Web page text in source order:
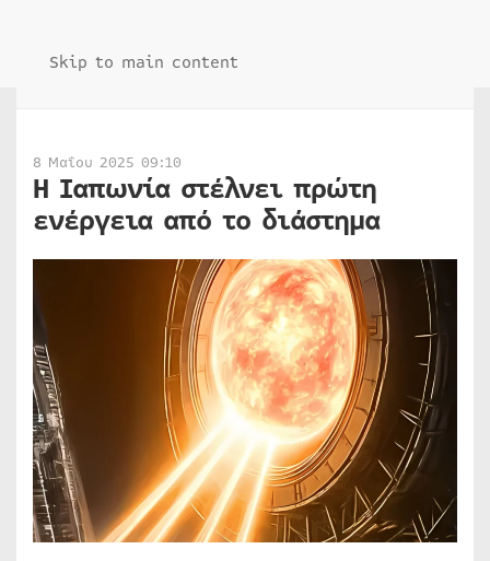
Skip to main content
8 Μαΐου 2025 09:10
Η Ιαπωνία στέλνει πρώτη
ενέργεια από το διάστημα